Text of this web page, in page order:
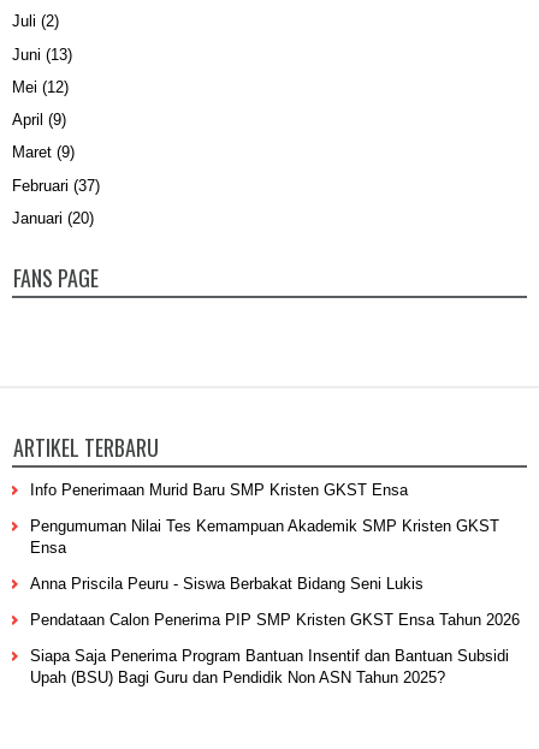
Juli (2)
Juni (13)
Mei (12)
April (9)
Maret (9)
Februari (37)
Januari (20)
FANS PAGE
ARTIKEL TERBARU
Info Penerimaan Murid Baru SMP Kristen GKST Ensa
Pengumuman Nilai Tes Kemampuan Akademik SMP Kristen GKST
Ensa
Anna Priscila Peuru - Siswa Berbakat Bidang Seni Lukis
Pendataan Calon Penerima PIP SMP Kristen GKST Ensa Tahun 2026
Siapa Saja Penerima Program Bantuan Insentif dan Bantuan Subsidi
Upah (BSU) Bagi Guru dan Pendidik Non ASN Tahun 2025?